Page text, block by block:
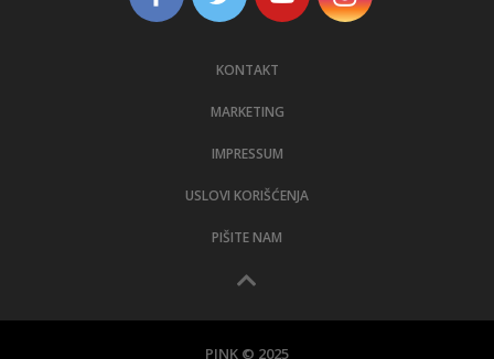
KONTAKT
MARKETING
IMPRESSUM
USLOVI KORIŠĆENJA
PIŠITE NAM
PINK © 2025